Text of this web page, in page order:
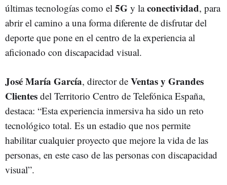
últimas tecnologías como el 5G y laconectividad, para
abrir el camino a una forma diferente de disfrutar del
deporte que pone en el centro de la experiencia al
aficionado con discapacidad visual.
José María García, director de Ventas y Grandes
Clientes del Territorio Centro de Telefónica España,
destaca: “Esta experiencia inmersiva ha sido un reto
tecnológico total. Es un estadio que nos permite
habilitar cualquier proyecto que mejore la vida de las
personas, en este caso de las personas con discapacidad
visual”.